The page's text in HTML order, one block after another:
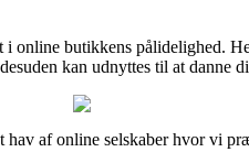
butikkens pålidelighed.
kan udnyttes til at danne
af online selskaber hvor vi